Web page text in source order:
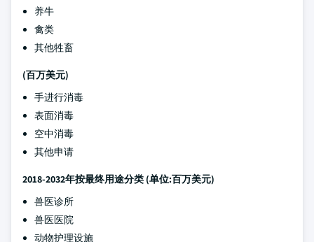
养牛
禽类
其他牲畜
(百万美元)
手进行消毒
表面消毒
空中消毒
其他申请
2018-2032年按最终用途分类 (单位:百万美元)
兽医诊所
兽医医院
动物护理设施